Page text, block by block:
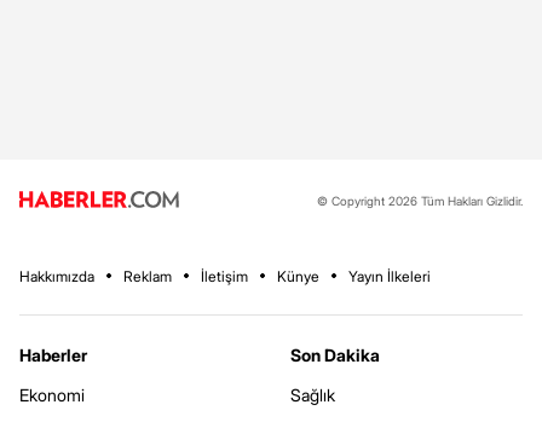
© Copyright 2026 Tüm Hakları Gizlidir.
Hakkımızda Reklam İletişim Künye Yayın İlkeleri
Haberler
Ekonomi
Son Dakika
Sağlık